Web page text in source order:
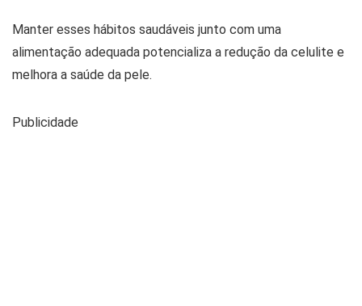
Manter esses hábitos saudáveis junto com uma
alimentação adequada potencializa a redução da celulite e
melhora a saúde da pele.
Publicidade